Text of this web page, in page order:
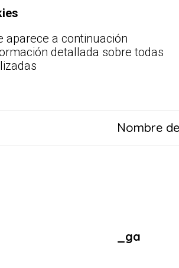
aparece a continuación
detallada sobre todas
Nombre
_ga